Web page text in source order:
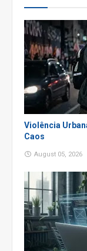
Violência
Caos
August 05, 2026